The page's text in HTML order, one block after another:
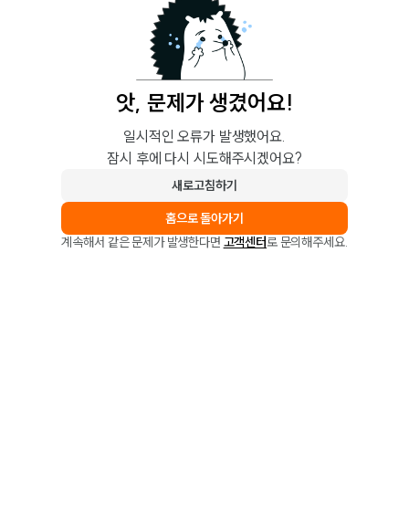
앗, 문제가 생겼어요!
일시적인 오류가 발생했어요.
잠시 후에 다시 시도해주시겠어요?
새로고침하기
홈으로 돌아가기
계속해서 같은 문제가 발생한다면 고객센터로 문의해주세요.